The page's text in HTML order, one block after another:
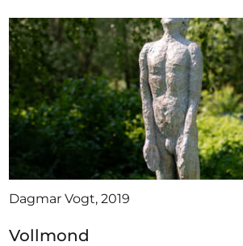
Dagmar Vogt, 2019
Vollmond